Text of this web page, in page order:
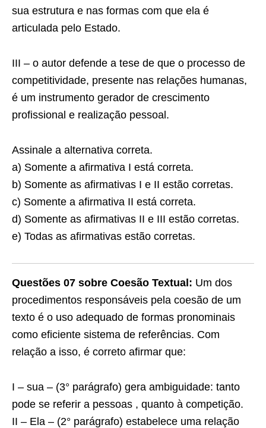
sua estrutura e nas formas com que ela é
articulada pelo Estado.
III – o autor defende a tese de que o processo de
competitividade, presente nas relações humanas,
é um instrumento gerador de crescimento
profissional e realização pessoal.
Assinale a alternativa correta.
a) Somente a afirmativa I está correta.
b) Somente as afirmativas I e II estão corretas.
c) Somente a afirmativa II está correta.
d) Somente as afirmativas II e III estão corretas.
e) Todas as afirmativas estão corretas.
Questões 07 sobre Coesão Textual: Um dos
procedimentos responsáveis pela coesão de um
texto é o uso adequado de formas pronominais
como eficiente sistema de referências. Com
relação a isso, é correto afirmar que:
I – sua – (3° parágrafo) gera ambiguidade: tanto
pode se referir a pessoas , quanto à competição.
II – Ela – (2° parágrafo) estabelece uma relação